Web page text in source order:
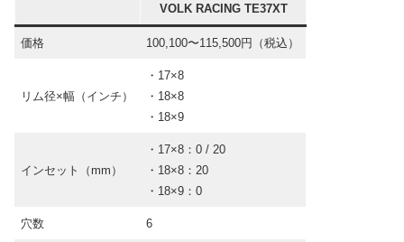
VOLK RACING TE37XT
価格 100,100〜115,500円（税込）
リム径×幅（インチ）
・17×8
・18×8
・18×9
インセット（mm）
・17×8：0 / 20
・18×8：20
・18×9：0
穴数 6